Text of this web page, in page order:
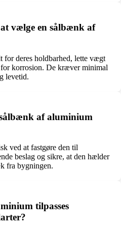
vælge en sålbænk af
deres holdbarhed, lette vægt
korrosion. De kræver minimal
levetid.
af aluminium
ved at fastgøre den til
beslag og sikre, at den hælder
fra bygningen.
tilpasses